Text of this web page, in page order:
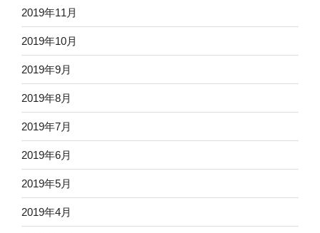
2019年11月
2019年10月
2019年9月
2019年8月
2019年7月
2019年6月
2019年5月
2019年4月